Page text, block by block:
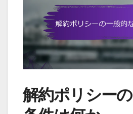
解約ポリシー